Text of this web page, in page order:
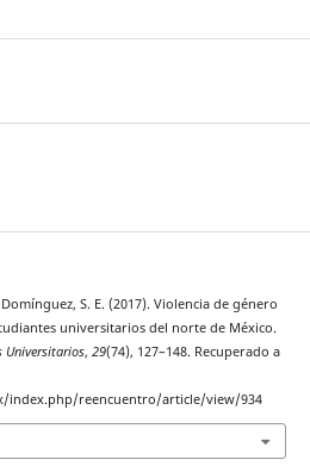
S. E. (2017). Violencia de género
universitarios del norte de México.
Universitarios, 29(74), 127–148. Recuperado a
index.php/reencuentro/article/view/934